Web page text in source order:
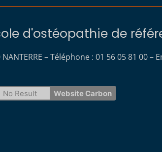
en garantissant la conformité
d'ostéopathie de
– Téléphone : 01 56 05 81 00 –
No Result Website Carbon